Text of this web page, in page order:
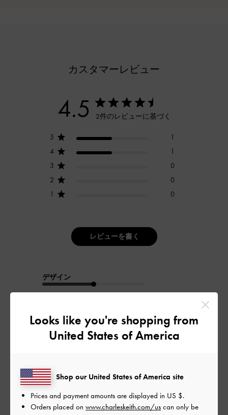
カスタマーレビュー
4.5 2件のレビューに基づく
5
1
4
1
3
0
2
0
1
0
レビューを書く
デザイン
品質
よかった
フィルター
Looks like you're shopping from
United States of America
Shop our United States of America site
Prices and payment amounts are displayed in US $.
Orders placed on www.charleskeith.com/us can only be